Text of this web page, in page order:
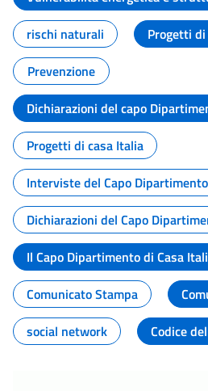
rischi naturali
Progetti
Prevenzione
Dichiarazioni del capo
Progetti di casa Italia
Interviste del Capo Dipartimento
Dichiarazioni del Capo
Il Capo Dipartimento di Casa
Comunicato Stampa
social network
Codice